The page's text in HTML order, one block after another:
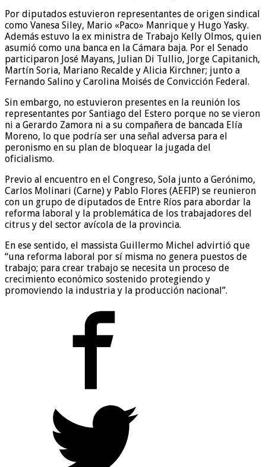
Por diputados estuvieron representantes de origen sindical
como Vanesa Siley, Mario «Paco» Manrique y Hugo Yasky.
Además estuvo la ex ministra de Trabajo Kelly Olmos, quien
asumió como una banca en la Cámara baja. Por el Senado
participaron José Mayans, Julian Di Tullio, Jorge Capitanich,
Martín Soria, Mariano Recalde y Alicia Kirchner; junto a
Fernando Salino y Carolina Moisés de Convicción Federal.
Sin embargo, no estuvieron presentes en la reunión los
representantes por Santiago del Estero porque no se vieron
ni a Gerardo Zamora ni a su compañera de bancada Elía
Moreno, lo que podría ser una señal adversa para el
peronismo en su plan de bloquear la jugada del
oficialismo.
Previo al encuentro en el Congreso, Sola junto a Gerónimo,
Carlos Molinari (Carne) y Pablo Flores (AEFIP) se reunieron
con un grupo de diputados de Entre Ríos para abordar la
reforma laboral y la problemática de los trabajadores del
citrus y del sector avícola de la provincia.
En ese sentido, el massista Guillermo Michel advirtió que
“una reforma laboral por sí misma no genera puestos de
trabajo; para crear trabajo se necesita un proceso de
crecimiento económico sostenido protegiendo y
promoviendo la industria y la producción nacional”.